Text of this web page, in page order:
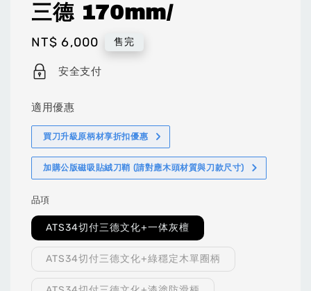
三德 170mm/
Regular
price
NT$ 6,000 售完
安全支付
適用優惠
買刀升級原柄材享折扣優惠
加購公版磁吸貼絨刀鞘 (請對應木頭材質與刀款尺寸)
品項
ATS34切付三德文化+一体灰檀
ATS34切付三德文化+綠穩定木單圈柄